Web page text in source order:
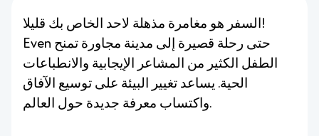
السفر هو مغامرة مذهلة لاحد الخاص بك قليلا!
Even حتى رحلة قصيرة إلى مدينة مجاورة تمنح
الطفل الكثير من المشاعر الإيجابية والانطباعات
الحية. يساعد تغيير البيئة على توسيع الآفاق
واكتساب معرفة جديدة حول العالم.